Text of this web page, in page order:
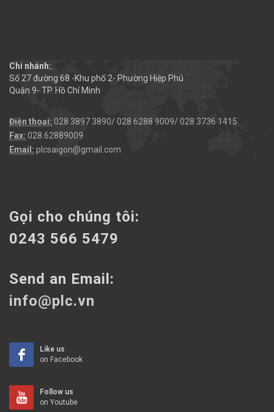
Chi nhánh:
Số 27 đường 68 -Khu phố 2- Phường Hiệp Phú
Quận 9- TP. Hồ Chí Minh
Điện thoại: 028 3897 3890/ 028 6288 9009/ 028 3736 1415
Fax: 028.62889009
Email: plcsaigon@gmail.com
Gọi cho chúng tôi:
0243 566 5479
Send an Email:
info@plc.vn
Like us
on Facebook
Follow us
on Youtube